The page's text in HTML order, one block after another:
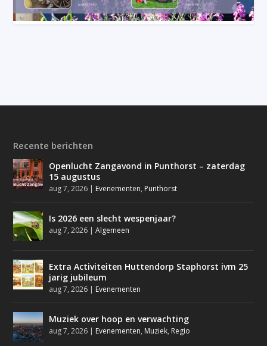
Recente berichten
Openlucht Zangavond in Punthorst – zaterdag
15 augustus
aug 7, 2026 | Evenementen, Punthorst
Is 2026 een slecht wespenjaar?
aug 7, 2026 |Algemeen
Extra Activiteiten Huttendorp Staphorst ivm 25
jarig jubileum
aug 7, 2026 | Evenementen
Muziek over hoop en verwachting
aug 7, 2026 | Evenementen, Muziek, Regio